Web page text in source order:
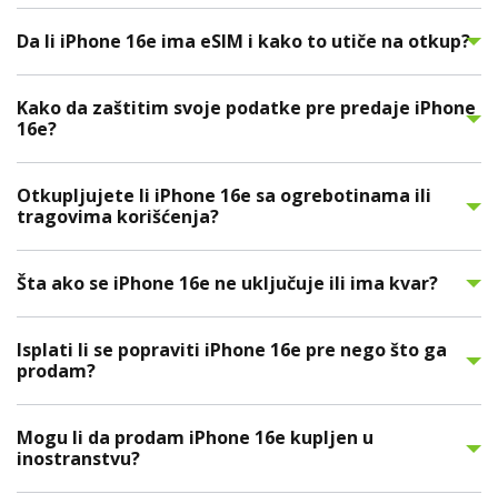
Da li iPhone 16e ima eSIM i kako to utiče na otkup?
Kako da zaštitim svoje podatke pre predaje iPhone
16e?
Otkupljujete li iPhone 16e sa ogrebotinama ili
tragovima korišćenja?
Šta ako se iPhone 16e ne uključuje ili ima kvar?
Isplati li se popraviti iPhone 16e pre nego što ga
prodam?
Mogu li da prodam iPhone 16e kupljen u
inostranstvu?